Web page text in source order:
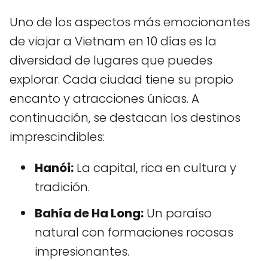
Uno de los aspectos más emocionantes
de viajar a Vietnam en 10 días es la
diversidad de lugares que puedes
explorar. Cada ciudad tiene su propio
encanto y atracciones únicas. A
continuación, se destacan los destinos
imprescindibles:
Hanói: La capital, rica en cultura y
tradición.
Bahía de Ha Long: Un paraíso
natural con formaciones rocosas
impresionantes.